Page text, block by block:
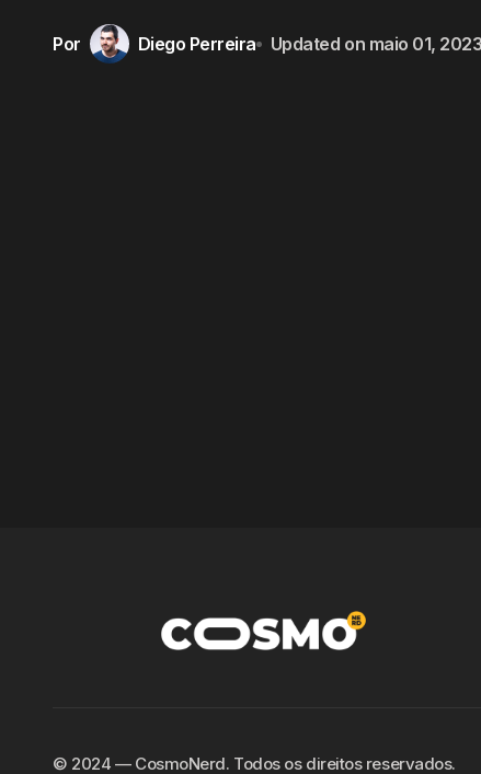
Por Diego Perreira Updated on maio 01, 2023
©️ 2024 — CosmoNerd. Todos os direitos reservados.